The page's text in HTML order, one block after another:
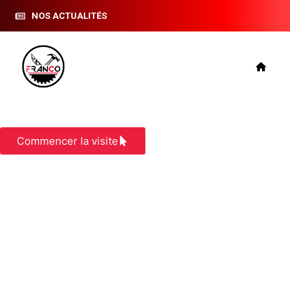
NOS ACTUALITÉS
Commencer la visite